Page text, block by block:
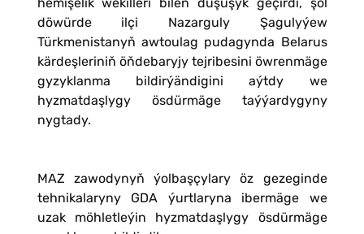
döwürde ilçi Nazarguly Şagulyýew
Türkmenistanyň awtoulag pudagynda Belarus
kärdeşleriniň öňdebaryjy tejribesini öwrenmäge
gyzyklanma bildirýändigini aýtdy we
hyzmatdaşlygy ösdürmäge taýýardygyny
nygtady.
MAZ zawodynyň ýolbaşçylary öz gezeginde
tehnikalaryny GDA ýurtlaryna ibermäge we
uzak möhletleýin hyzmatdaşlygy ösdürmäge